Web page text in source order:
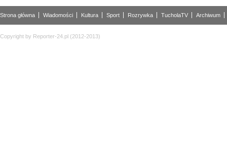
Strona główna Wiadomości Kultura Sport Rozrywka TucholaTV Archiwum
Copyright by Reporter-24.pl (2012-2013)